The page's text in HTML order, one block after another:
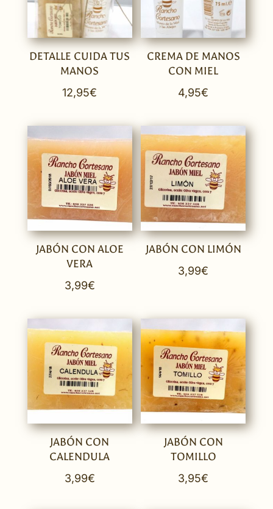
DETALLE CUIDA TUS
MANOS
12,95€
CREMA DE MANOS
CON MIEL
4,95€
JABÓN CON ALOE
VERA
3,99€
JABÓN CON LIMÓN
3,99€
JABÓN CON
CALENDULA
3,99€
JABÓN CON
TOMILLO
3,95€